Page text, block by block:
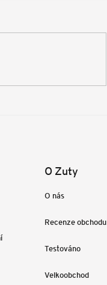
O Zuty
O nás
Recenze obchodu
Testováno
Velkoobchod